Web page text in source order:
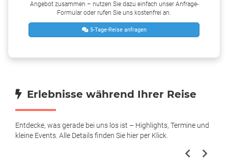
Angebot zusammen – nutzen Sie dazu einfach unser Anfrage-
Formular oder rufen Sie uns kostenfrei an.
5-Tage-Reise anfragen
Erlebnisse während Ihrer Reise
Entdecke, was gerade bei uns los ist – Highlights, Termine und
kleine Events. Alle Details finden Sie hier per Klick.